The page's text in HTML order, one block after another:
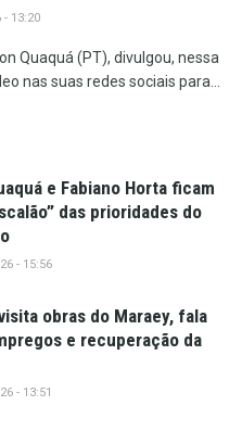
- 13:20
Quaquá (PT), divulgou, nessa
nas suas redes sociais para...
e Fabiano Horta ficam
das prioridades do
- 15:56
obras do Maraey, fala
e recuperação da
- 13:51